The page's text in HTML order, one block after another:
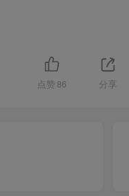
点赞 86 分享